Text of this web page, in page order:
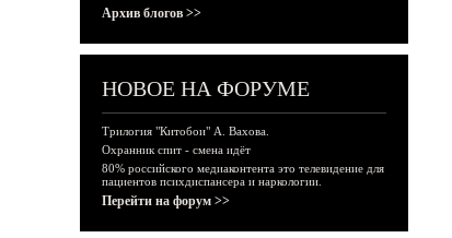
Архив блогов >>
НОВОЕ НА ФОРУМЕ
Трилогия "Китобои" А. Вахова.
Охранник спит - смена идёт
80% российского медиаконтента это телевидение для
пациентов психдиспансера и наркологии.
Перейти на форум >>